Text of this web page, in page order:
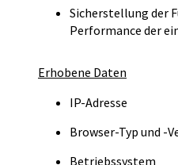
Sicherstellung der
Performance der
Erhobene Daten
IP-Adresse
Browser-Typ und -
Betriebssystem